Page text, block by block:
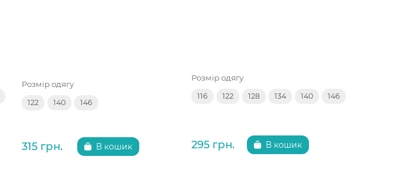
Розмір одягу
122 140 146
315 грн. В кошик
Розмір одягу
116 122 128 134 140 146
295 грн. В кошик